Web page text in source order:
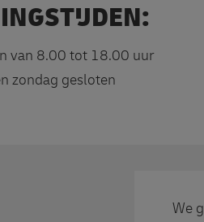
van 8.00 tot 18.00 uur
zondag gesloten
We